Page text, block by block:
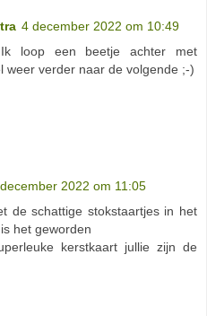
4 december 2022 om 10:49
loop een beetje achter met
weer verder naar de volgende ;-)
2022 om 11:05
de schattige stokstaartjes in het
het geworden
kerstkaart jullie zijn de